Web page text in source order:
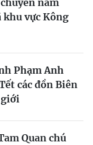
khu vực Kông
Phạm Anh
các đồn Biên
Quan chú